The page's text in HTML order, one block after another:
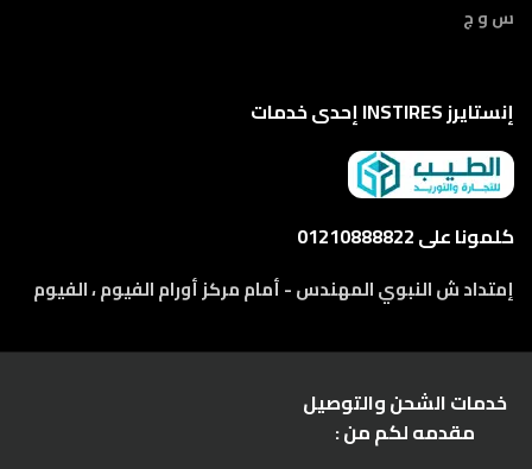
س و ج
إنستايرز INSTIRES إحدى خدمات
كلمونا على 01210888822
إمتداد ش النبوي المهندس - أمام مركز أورام الفيوم ، الفيوم
خدمات الشحن والتوصيل
مقدمه لكم من :